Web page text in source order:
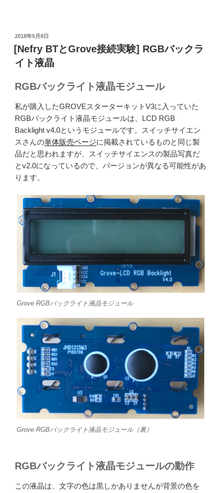
投
稿
日:
2018年5月8日
[Nefry BTとGrove接続実験] RGBバックラ
イト液晶
RGBバックライト液晶モジュール
私が購入したGROVEスターターキットV3に入っていた
RGBバックライト液晶モジュールは、LCD RGB
Backlight v4.0というモジュールです。スイッチサイエン
スさんの単体販売ページに掲載されているものと同じ製
品だと思われますが、スイッチサイエンスの製品写真だ
とv2.0になっているので、バージョンが異なる可能性があ
ります。
Grove RGBバックライト液晶モジュール
Grove RGBバックライト液晶モジュール（裏）
RGBバックライト液晶モジュールの動作
この液晶は、文字の色は黒しかありませんが背景の色を